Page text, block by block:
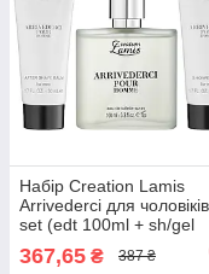
Набір Creation Lamis
Arrivederci для
set (edt 100ml + sh/gel
367,65 ₴ 387 ₴